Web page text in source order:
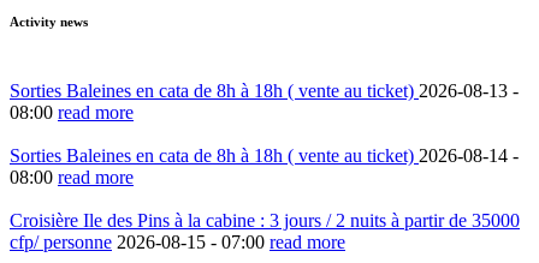
Activity news
Sorties Baleines en cata de 8h à 18h ( vente au ticket) 2026-08-13 -
08:00 read more
Sorties Baleines en cata de 8h à 18h ( vente au ticket) 2026-08-14 -
08:00 read more
Croisière Ile des Pins à la cabine : 3 jours / 2 nuits à partir de 35000
cfp/ personne 2026-08-15 - 07:00 read more